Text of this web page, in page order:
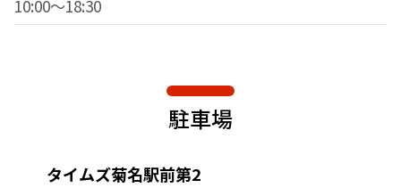
10:00～18:30
駐車場
タイムズ菊名駅前第2